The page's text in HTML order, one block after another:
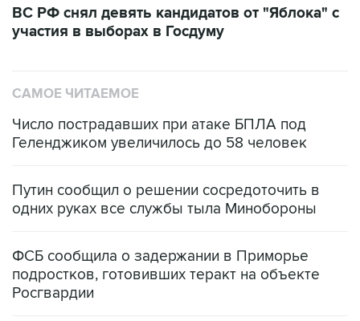
ВС РФ снял девять кандидатов от "Яблока" с
участия в выборах в Госдуму
САМОЕ ЧИТАЕМОЕ
Число пострадавших при атаке БПЛА под
Геленджиком увеличилось до 58 человек
Путин сообщил о решении сосредоточить в
одних руках все службы тыла Минобороны
ФСБ сообщила о задержании в Приморье
подростков, готовивших теракт на объекте
Росгвардии